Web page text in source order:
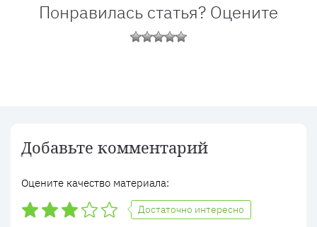
Понравилась статья? Оцените
Добавьте комментарий
Оцените качество материала:
Достаточно интересно